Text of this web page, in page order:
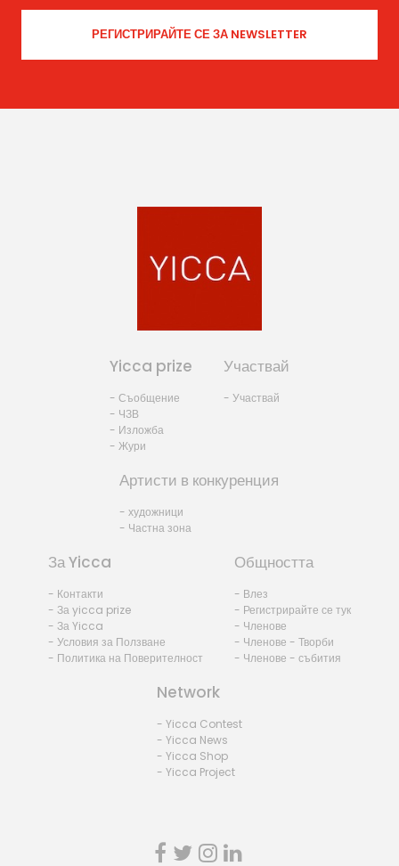
Yicca prize
- Съобщение
- ЧЗВ
- Изложба
- Жури
Участвай
- Участвай
Артисти в конкуренция
- художници
- Частна зона
За Yicca
- Контакти
- За yicca prize
- За Yicca
- Условия за Ползване
- Политика на Поверителност
Общността
- Влез
- Регистрирайте се тук
- Членове
- Членове - Творби
- Членове - събития
Network
- Yicca Contest
- Yicca News
- Yicca Shop
- Yicca Project